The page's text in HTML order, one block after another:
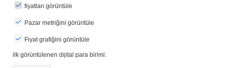
fiyatları görüntüle
Pazar metriğini görüntüle
Fiyat grafiğini görüntüle
ilk görüntülenen dijital para birimi: